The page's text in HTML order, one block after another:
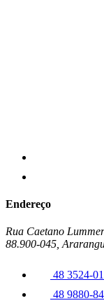
Endereço
Rua Caetano
88.900-045,
48 3524-
48 9880-